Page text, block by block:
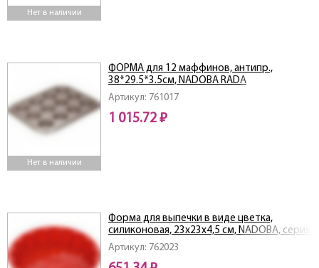
Нет в наличии
Нет в наличии
Артикул: 761017
ФОРМА для 12 маффинов, антипр.,
38*29.5*3.5cм, NADOBA RADA
1 015.72 ₽
Артикул: 762023
Форма для выпечки в виде цветка,
силиконовая, 23x23x4,5 см, NADOBA, серия
MILA